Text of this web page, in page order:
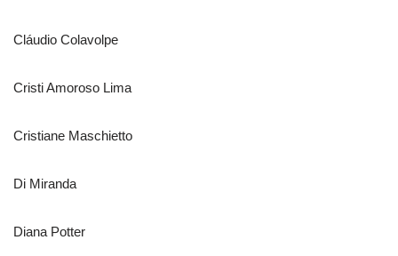
Cláudio Colavolpe
Cristi Amoroso Lima
Cristiane Maschietto
Di Miranda
Diana Potter